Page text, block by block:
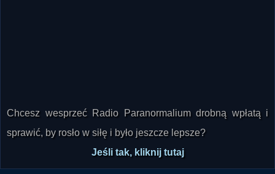
Chcesz wesprzeć Radio Paranormalium drobną wpłatą i
sprawić, by rosło w siłę i było jeszcze lepsze?
Jeśli tak, kliknij tutaj